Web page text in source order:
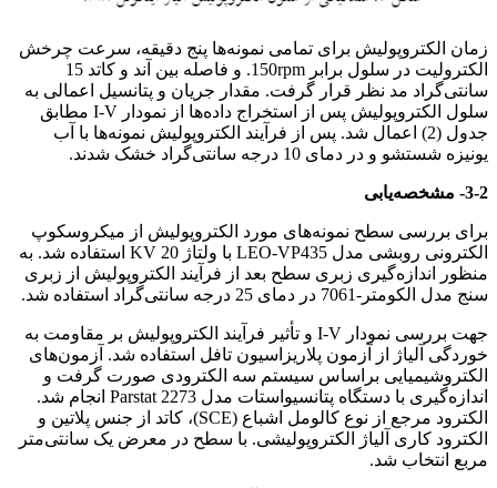
زمان الکتروپولیش برای تمامی نمونه‌ها پنج دقیقه، سرعت چرخش
الکترولیت در سلول برابر 150rpm. و فاصله بین آند و کاتد 15
سانتی‌گراد مد نظر قرار گرفت. مقدار جریان و پتانسیل اعمالی به
سلول الکتروپولیش پس از استخراج داده‌ها از نمودار I-V مطابق
جدول (2) اعمال شد. پس از فرآیند الکتروپولیش نمونه‌ها با آب
یونیزه شستشو و در دمای 10 درجه سانتی‌گراد خشک شدند.
3-2- مشخصه‌یابی
برای بررسی سطح نمونه‌های مورد الکتروپولیش از میکروسکوپ
الکترونی روبشی مدل LEO-VP435 با ولتاژ KV 20 استفاده شد. به
منظور اندازه‌گیری زبری سطح بعد از فرآیند الکتروپولیش از زبری
سنج مدل الکومتر-7061 در دمای 25 درجه سانتی‌گراد استفاده شد.
جهت بررسی نمودار I-V و تأثیر فرآیند الکتروپولیش بر مقاومت به
خوردگی آلیاژ از آزمون پلاریزاسیون تافل استفاده شد. آزمون‌های
الکتروشیمیایی براساس سیستم سه الکترودی صورت گرفت و
اندازه‌گیری با دستگاه پتانسیواستات مدل Parstat 2273 انجام شد.
الکترود مرجع از نوع کالومل اشباع (SCE)، کاتد از جنس پلاتین و
الکترود کاری آلیاژ الکتروپولیشی. با سطح در معرض یک سانتی‌متر
مربع انتخاب شد.